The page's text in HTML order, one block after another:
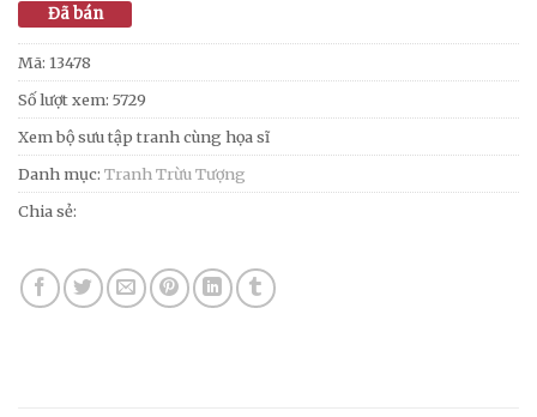
Đã bán
Mã: 13478
Số lượt xem: 5729
Xem bộ sưu tập tranh cùng họa sĩ
Danh mục: Tranh Trừu Tượng
Chia sẻ: